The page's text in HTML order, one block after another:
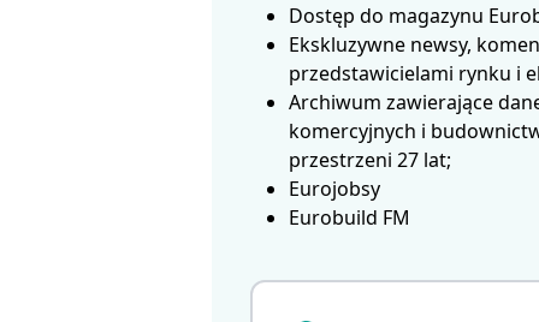
Dostęp do magazynu
Ekskluzywne newsy,
przedstawicielami rynku i
Archiwum zawierające
komercyjnych i
przestrzeni 27 lat;
Eurojobsy
Eurobuild FM